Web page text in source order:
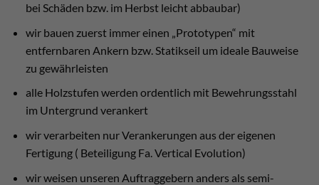
bei Schäden bzw. im Herbst leicht abbaubar)
wir bauen zuerst immer einen „Prototypen“ mit
entfernbaren Ankern bzw. Statikseil um ideale Bauweise
zu gewährleisten
alle Holzstufen werden ordentlich mit Bewehrungsstahl
im Untergrund verankert
wir verarbeiten nur Verankerungen aus der eigenen
Fertigung ( Beteiligung Fa. Vertical Evolution)
wir weisen unseren Auftraggebern anders als semi-